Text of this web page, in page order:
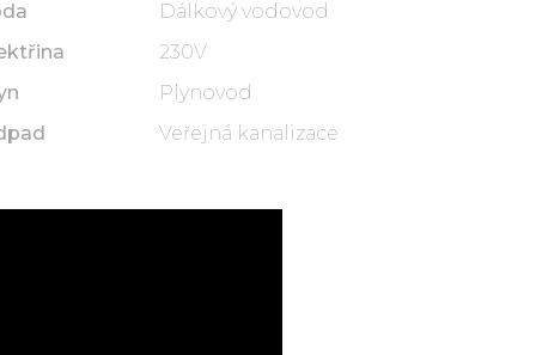
Dálkový vodovod
230V
Plynovod
Veřejná kanalizace